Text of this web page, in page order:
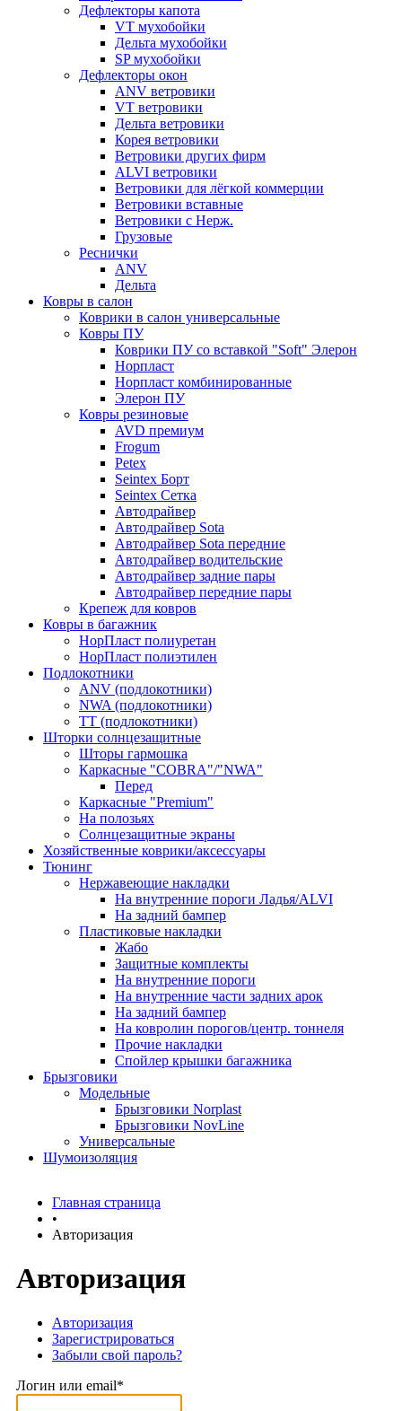
Дефлекторы капота
VT мухобойки
Дельта мухобойки
SP мухобойки
Дефлекторы окон
ANV ветровики
VT ветровики
Дельта ветровики
Корея ветровики
Ветровики других фирм
ALVI ветровики
Ветровики для лёгкой коммерции
Ветровики вставные
Ветровики с Нерж.
Грузовые
Реснички
ANV
Дельта
Ковры в салон
Коврики в салон универсальные
Ковры ПУ
Коврики ПУ со вставкой "Soft" Элерон
Норпласт
Норпласт комбинированные
Элерон ПУ
Ковры резиновые
AVD премиум
Frogum
Petex
Seintex Борт
Seintex Сетка
Автодрайвер
Автодрайвер Sota
Автодрайвер Sota передние
Автодрайвер водительские
Автодрайвер задние пары
Автодрайвер передние пары
Крепеж для ковров
Ковры в багажник
НорПласт полиуретан
НорПласт полиэтилен
Подлокотники
ANV (подлокотники)
NWA (подлокотники)
TT (подлокотники)
Шторки солнцезащитные
Шторы гармошка
Каркасные "COBRA"/"NWA"
Перед
Каркасные "Premium"
На полозьях
Солнцезащитные экраны
Хозяйственные коврики/аксессуары
Тюнинг
Нержавеющие накладки
На внутренние пороги Ладья/ALVI
На задний бампер
Пластиковые накладки
Жабо
Защитные комплекты
На внутренние пороги
На внутренние части задних арок
На задний бампер
На ковролин порогов/центр. тоннеля
Прочие накладки
Спойлер крышки багажника
Брызговики
Модельные
Брызговики Norplast
Брызговики NovLine
Универсальные
Шумоизоляция
Главная страница
•
Авторизация
Авторизация
Авторизация
Зарегистрироваться
Забыли свой пароль?
Логин или email*